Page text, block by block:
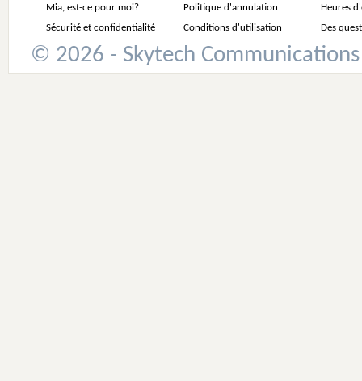
Mia, est-ce pour moi? Politique d'annulation
Heures
Sécurité et confidentialité
Conditions d'utilisation Des
© 2026 - Skytech Communications